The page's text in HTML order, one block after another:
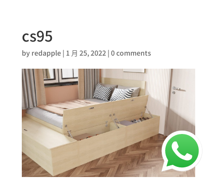
cs95
by redapple| 1 月 25, 2022| 0 comments